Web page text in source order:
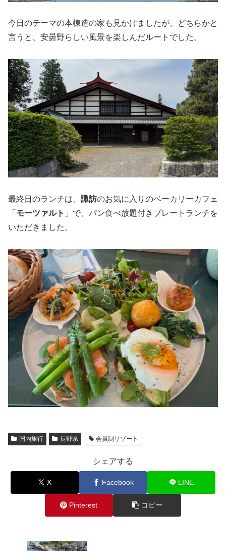
今日のテーマの本棟造の家も見かけましたが、どちらかと
言うと、安曇野らしい風景を楽しんだルートでした。
最終日のランチは、 諏訪のお気に入りのベーカリーカフェ
「 モーツァルト 」で、パン食べ放題付きプレートランチを
いただきました。
国内旅行 長野県 会員制リゾート
シェアする
X Facebook LINE
Pinterest コピー